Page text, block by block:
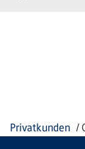
Privatkunden